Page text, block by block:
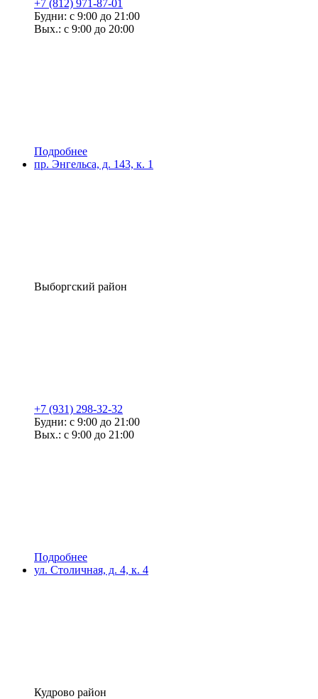
+7 (812) 971-87-01
Будни: с 9:00 до 21:00
Вых.: с 9:00 до 20:00
Подробнее
пр. Энгельса, д. 143, к. 1
Выборгский район
+7 (931) 298-32-32
Будни: с 9:00 до 21:00
Вых.: с 9:00 до 21:00
Подробнее
ул. Столичная, д. 4, к. 4
Кудрово район